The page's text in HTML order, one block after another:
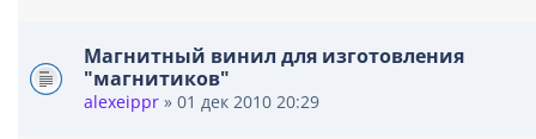
я
Магнитный винил для изготовления
"магнитиков"
alexeippr » 01 дек 2010 20:29